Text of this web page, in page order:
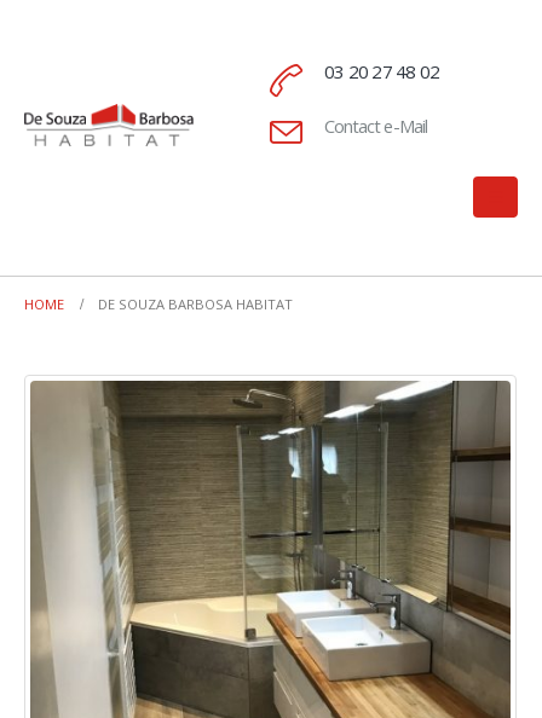
03 20 27 48 02
Contact e-Mail
HOME DE SOUZA BARBOSA HABITAT